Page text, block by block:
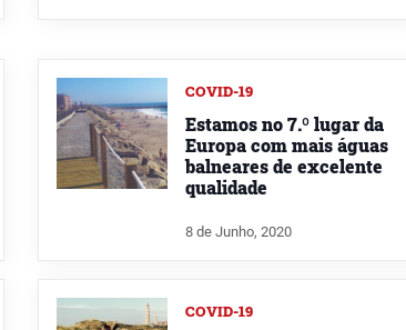
COVID-19
Estamos no 7.º lugar da
Europa com mais águas
balneares de excelente
qualidade
8 de Junho, 2020
COVID-19